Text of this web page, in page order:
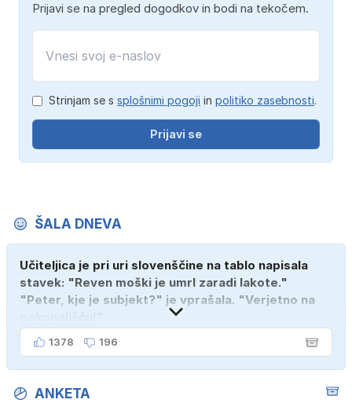
Prijavi se na pregled dogodkov in bodi na tekočem.
Strinjam se s splošnimi pogoji in politiko zasebnosti.
Prijavi se
ŠALA DNEVA
Učiteljica je pri uri slovenščine na tablo napisala
stavek: "Reven moški je umrl zaradi lakote."
"Peter, kje je subjekt?" je vprašala. "Verjetno na
1378 196
ANKETA